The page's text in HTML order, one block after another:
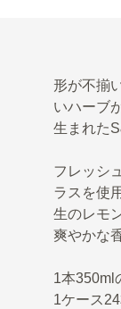
形が不揃
いハーブ
生まれた
フレッシ
ラスを使
生のレモ
爽やかな
1本350ml
1ケース